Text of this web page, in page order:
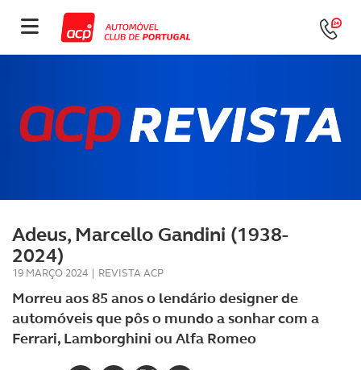
Adeus, Marcello Gandini (1938-
2024)
19 MARÇO 2024 | REVISTA ACP
Morreu aos 85 anos o lendário designer de
automóveis que pôs o mundo a sonhar com a
Ferrari, Lamborghini ou Alfa Romeo